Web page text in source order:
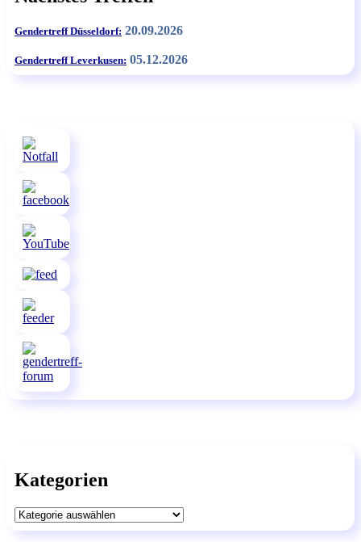
Gendertreff Düsseldorf: 20.09.2026
Gendertreff Leverkusen: 05.12.2026
Kategorien
Kategorien